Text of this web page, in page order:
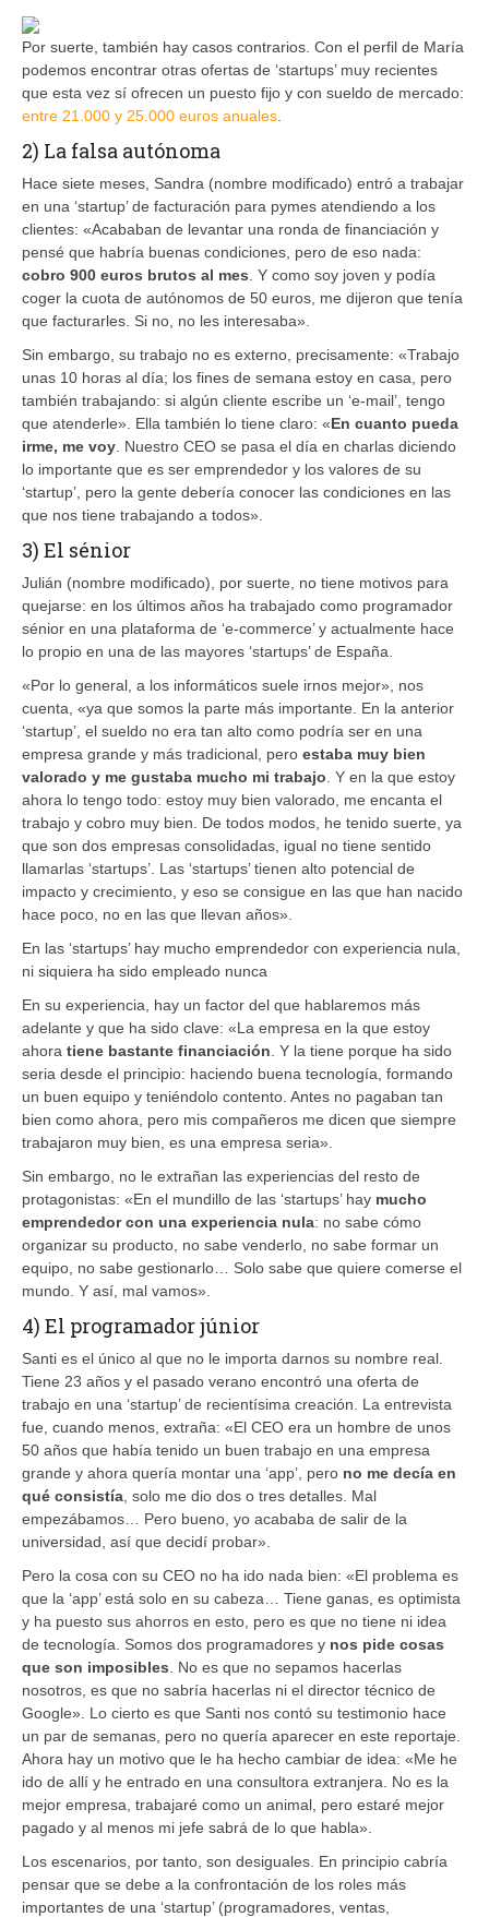
Por suerte, también hay casos contrarios. Con el perfil de María
podemos encontrar otras ofertas de ‘startups’ muy recientes
que esta vez sí ofrecen un puesto fijo y con sueldo de mercado:
entre 21.000 y 25.000 euros anuales
2) La falsa autónoma
Hace siete meses, Sandra (nombre modificado) entró a trabajar
en una ‘startup’ de facturación para pymes atendiendo a los
clientes: «Acababan de levantar una ronda de financiación y
pensé que habría buenas condiciones, pero de eso nada:
cobro 900 euros brutos al mes . Y como soy joven y podía
coger la cuota de autónomos de 50 euros, me dijeron que tenía
que facturarles. Si no, no les interesaba».
Sin embargo, su trabajo no es externo, precisamente: «Trabajo
unas 10 horas al día; los fines de semana estoy en casa, pero
también trabajando: si algún cliente escribe un ‘e-mail’, tengo
que atenderle». Ella también lo tiene claro: «En cuanto pueda
irme, me voy . Nuestro CEO se pasa el día en charlas diciendo
lo importante que es ser emprendedor y los valores de su
‘startup’, pero la gente debería conocer las condiciones en las
que nos tiene trabajando a todos».
3) El sénior
Julián (nombre modificado), por suerte, no tiene motivos para
quejarse: en los últimos años ha trabajado como programador
sénior en una plataforma de ‘e-commerce’ y actualmente hace
lo propio en una de las mayores ‘startups’ de España.
«Por lo general, a los informáticos suele irnos mejor», nos
cuenta, «ya que somos la parte más importante. En la anterior
‘startup’, el sueldo no era tan alto como podría ser en una
empresa grande y más tradicional, pero estaba muy bien
valorado y me gustaba mucho mi trabajo . Y en la que estoy
ahora lo tengo todo: estoy muy bien valorado, me encanta el
trabajo y cobro muy bien. De todos modos, he tenido suerte, ya
que son dos empresas consolidadas, igual no tiene sentido
llamarlas ‘startups’. Las ‘startups’ tienen alto potencial de
impacto y crecimiento, y eso se consigue en las que han nacido
hace poco, no en las que llevan años».
En las ‘startups’ hay mucho emprendedor con experiencia nula,
ni siquiera ha sido empleado nunca
En su experiencia, hay un factor del que hablaremos más
adelante y que ha sido clave: «La empresa en la que estoy
ahora tiene bastante financiación . Y la tiene porque ha sido
seria desde el principio: haciendo buena tecnología, formando
un buen equipo y teniéndolo contento. Antes no pagaban tan
bien como ahora, pero mis compañeros me dicen que siempre
trabajaron muy bien, es una empresa seria».
Sin embargo, no le extrañan las experiencias del resto de
protagonistas: «En el mundillo de las ‘startups’ hay mucho
emprendedor con una experiencia nula: no sabe cómo
organizar su producto, no sabe venderlo, no sabe formar un
equipo, no sabe gestionarlo… Solo sabe que quiere comerse el
mundo. Y así, mal vamos».
4) El programador júnior
Santi es el único al que no le importa darnos su nombre real.
Tiene 23 años y el pasado verano encontró una oferta de
trabajo en una ‘startup’ de recientísima creación. La entrevista
fue, cuando menos, extraña: «El CEO era un hombre de unos
50 años que había tenido un buen trabajo en una empresa
grande y ahora quería montar una ‘app’, pero no me decía en
qué consistía , solo me dio dos o tres detalles. Mal
empezábamos… Pero bueno, yo acababa de salir de la
universidad, así que decidí probar».
Pero la cosa con su CEO no ha ido nada bien: «El problema es
que la ‘app’ está solo en su cabeza… Tiene ganas, es optimista
y ha puesto sus ahorros en esto, pero es que no tiene ni idea
de tecnología. Somos dos programadores y nos pide cosas
que son imposibles . No es que no sepamos hacerlas
nosotros, es que no sabría hacerlas ni el director técnico de
Google». Lo cierto es que Santi nos contó su testimonio hace
un par de semanas, pero no quería aparecer en este reportaje.
Ahora hay un motivo que le ha hecho cambiar de idea: «Me he
ido de allí y he entrado en una consultora extranjera. No es la
mejor empresa, trabajaré como un animal, pero estaré mejor
pagado y al menos mi jefe sabrá de lo que habla».
Los escenarios, por tanto, son desiguales. En principio cabría
pensar que se debe a la confrontación de los roles más
importantes de una ‘startup’ (programadores, ventas,